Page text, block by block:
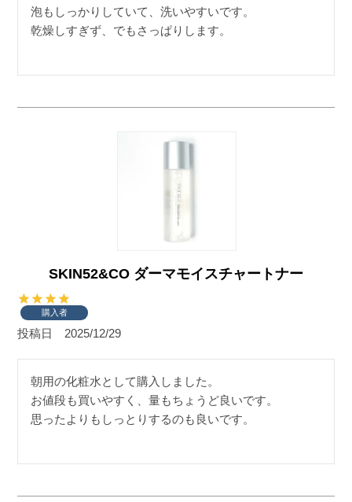
泡もしっかりしていて、洗いやすいです。
乾燥しすぎず、でもさっぱりします。
SKIN52&CO ダーマモイスチャートナー
購入者
投稿日 2025/12/29
朝用の化粧水として購入しました。
お値段も買いやすく、量もちょうど良いです。
思ったよりもしっとりするのも良いです。